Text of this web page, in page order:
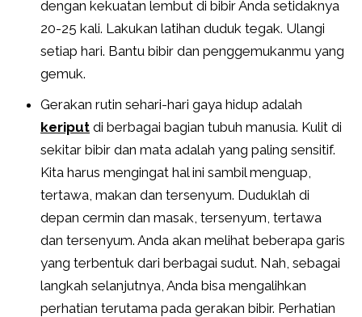
dengan kekuatan lembut di bibir Anda setidaknya
20-25 kali. Lakukan latihan duduk tegak. Ulangi
setiap hari. Bantu bibir dan penggemukanmu yang
gemuk.
Gerakan rutin sehari-hari gaya hidup adalah
keriput di berbagai bagian tubuh manusia. Kulit di
sekitar bibir dan mata adalah yang paling sensitif.
Kita harus mengingat hal ini sambil menguap,
tertawa, makan dan tersenyum. Duduklah di
depan cermin dan masak, tersenyum, tertawa
dan tersenyum. Anda akan melihat beberapa garis
yang terbentuk dari berbagai sudut. Nah, sebagai
langkah selanjutnya, Anda bisa mengalihkan
perhatian terutama pada gerakan bibir. Perhatian